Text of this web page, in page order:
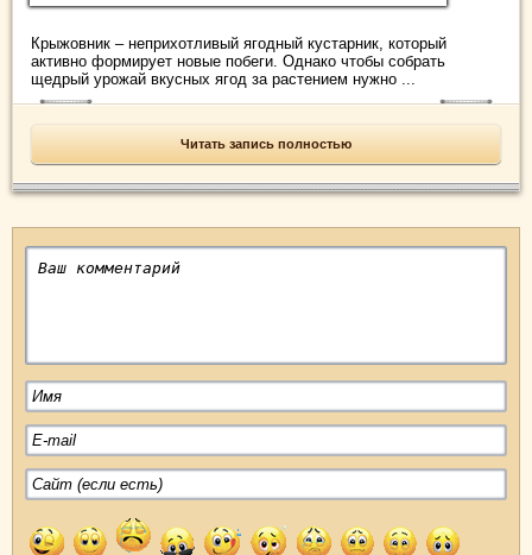
Крыжовник – неприхотливый ягодный кустарник, который
активно формирует новые побеги. Однако чтобы собрать
щедрый урожай вкусных ягод за растением нужно ...
Читать запись полностью